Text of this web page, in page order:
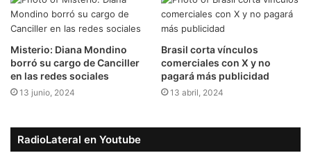
Misterio: Diana Mondino
borró su cargo de Canciller
en las redes sociales
13 junio, 2024
Brasil corta vínculos
comerciales con X y no
pagará más publicidad
13 abril, 2024
RadioLateral en Youtube